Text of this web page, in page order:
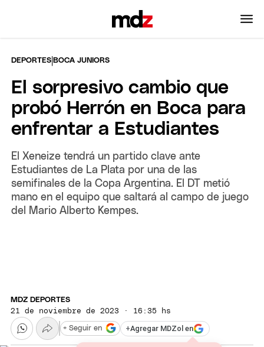
DEPORTES |BOCA JUNIORS
El sorpresivo cambio que
probó Herrón en Boca para
enfrentar a Estudiantes
El Xeneize tendrá un partido clave ante
Estudiantes de La Plata por una de las
semifinales de la Copa Argentina. El DT metió
mano en el equipo que saltará al campo de juego
del Mario Alberto Kempes.
MDZ DEPORTES
21 de noviembre de 2023 · 16:35 hs
+Agregar MDZol en
+ Seguir en